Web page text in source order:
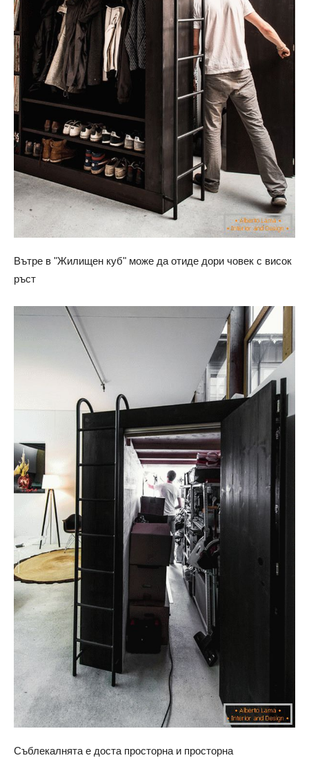
Вътре в "Жилищен куб" може да отиде дори човек с висок
ръст
Съблекалнята е доста просторна и просторна